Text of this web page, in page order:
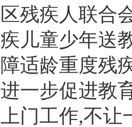
区残疾人联合
疾儿童少年送
障适龄重度残
进一步促进教
上门工作,不